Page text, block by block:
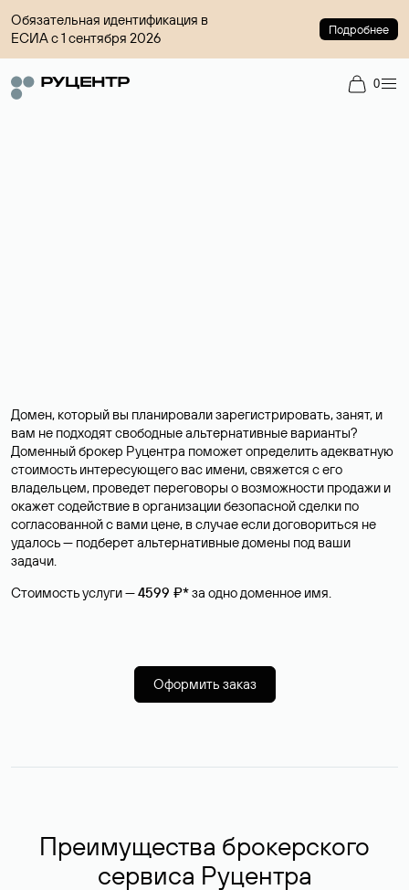
Обязательная идентификация в
ЕСИА с 1 сентября 2026
Подробнее
0
Домен, который вы планировали зарегистрировать, занят, и
вам не подходят свободные альтернативные варианты?
Доменный брокер Руцентра поможет определить адекватную
стоимость интересующего вас имени, свяжется с его
владельцем, проведет переговоры о возможности продажи и
окажет содействие в организации безопасной сделки по
согласованной с вами цене, в случае если договориться не
удалось — подберет альтернативные домены под ваши
задачи.
Стоимость услуги —4599 ₽*за одно доменное имя.
Оформить заказ
Преимущества брокерского
сервиса Руцентра